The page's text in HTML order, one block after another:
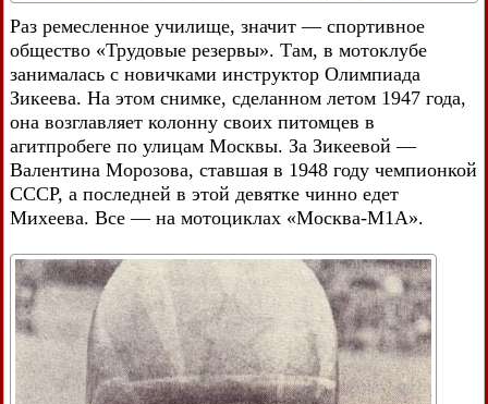
Раз ремесленное училище, значит — спортивное
общество «Трудовые резервы». Там, в мотоклубе
занималась с новичками инструктор Олимпиада
Зикеева. На этом снимке, сделанном летом 1947 года,
она возглавляет колонну своих питомцев в
агитпробеге по улицам Москвы. За Зикеевой —
Валентина Морозова, ставшая в 1948 году чемпионкой
СССР, а последней в этой девятке чинно едет
Михеева. Все — на мотоциклах «Москва-М1А».